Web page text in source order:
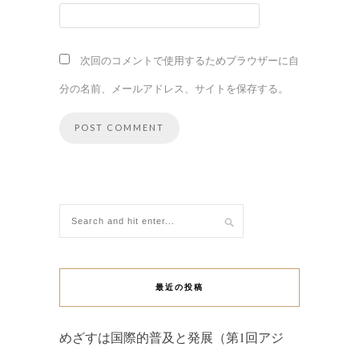
次回のコメントで使用するためブラウザーに自
分の名前、メールアドレス、サイトを保存する。
最近の投稿
めざすは国際的普及と発展（第1回アジ